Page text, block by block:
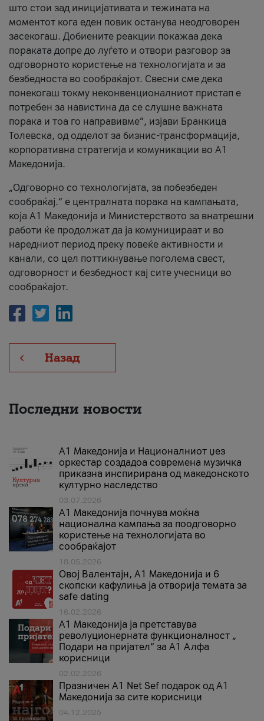
што стои зад иницијативата и тежината на
моментот кога еден повик останува неодговорен
засекогаш. Добиените реакции покажаа дека
пораката допре до луѓето и отвори разговор за
одговорното користење на технологијата и за
безбедноста во сообраќајот. Свесни сме дека
понекогаш токму неконвенционалниот пристап е
потребен за навистина да се слушне важната
порака и тоа го направивме”, изјави Бранкица
Толевска, од одделот за бизнис-трансформација,
корпоративна стратегија и комуникации во А1
Македонија.
„Одговорно со технологијата, за побезбеден
сообраќај.“ е централната порака на кампањата,
која A1 Македонија и Министерството за внатрешни
работи ќе продолжат да ја комуницираат и во
наредниот период преку повеќе активности и
канали, со цел поттикнување поголема свест,
одговорност и безбедност кај сите учесници во
сообраќајот.
Назад
Последни новости
А1 Македонија и Националниот џез
оркестар создадоа современа музичка
приказна инспирирана од македонското
културно наследство
03.07.2026
A1 Македонија почнува моќна
национална кампања за поодговорно
користење на технологијата во
сообраќајот
18.05.2026
Овој Валентајн, A1 Македонија и 6
скопски кафулиња ја отворија темата за
safe dating
16.02.2026
А1 Македонија ја претставува
револуционерната функционалност „
Подари на пријател“ за А1 Алфа
корисници
02.02.2026
Празничен A1 Net Sеf подарок од А1
Македонија за сите корисници
04.12.2025